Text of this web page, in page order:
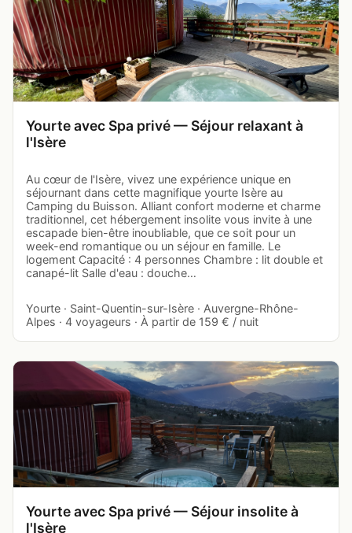
Yourte avec Spa privé — Séjour relaxant à
l'Isère
Au cœur de l'Isère, vivez une expérience unique en
séjournant dans cette magnifique yourte Isère au
Camping du Buisson. Alliant confort moderne et charme
traditionnel, cet hébergement insolite vous invite à une
escapade bien-être inoubliable, que ce soit pour un
week-end romantique ou un séjour en famille. Le
logement Capacité : 4 personnes Chambre : lit double et
canapé-lit Salle d'eau : douche…
Yourte · Saint-Quentin-sur-Isère · Auvergne-Rhône-
Alpes · 4 voyageurs · À partir de 159 € / nuit
Yourte avec Spa privé — Séjour insolite à
l'Isère